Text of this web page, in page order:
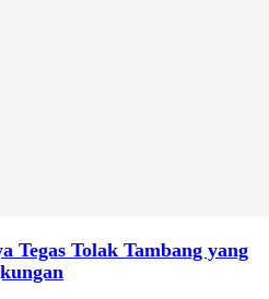
Tegas Tolak Tambang yang